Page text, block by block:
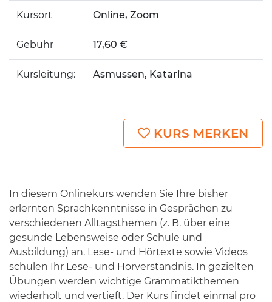
Kursort Online, Zoom
Gebühr 17,60 €
Kursleitung: Asmussen, Katarina
KURS MERKEN
In diesem Onlinekurs wenden Sie Ihre bisher
erlernten Sprachkenntnisse in Gesprächen zu
verschiedenen Alltagsthemen (z. B. über eine
gesunde Lebensweise oder Schule und
Ausbildung) an. Lese- und Hörtexte sowie Videos
schulen Ihr Lese- und Hörverständnis. In gezielten
Übungen werden wichtige Grammatikthemen
wiederholt und vertieft. Der Kurs findet einmal pro